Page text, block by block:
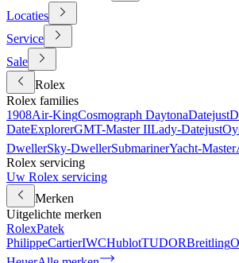
Locaties
Service
Sale
Rolex
Rolex families
1908Air-KingCosmograph DaytonaDatejust
DateExplorerGMT-Master IILady-Datejust
DwellerSky-DwellerSubmarinerYacht-Master
Rolex servicing
Uw Rolex servicing
Merken
Uitgelichte merken
RolexPatek
PhilippeCartierIWCHublotTUDORBreitling